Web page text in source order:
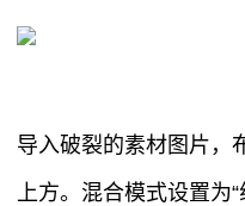
导入破裂的素材图片，
上方。混合模式设置为“